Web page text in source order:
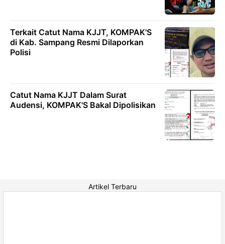
Terkait Catut Nama KJJT, KOMPAK'S
di Kab. Sampang Resmi Dilaporkan
Polisi
Catut Nama KJJT Dalam Surat
Audensi, KOMPAK'S Bakal Dipolisikan
Artikel Terbaru